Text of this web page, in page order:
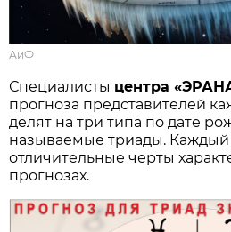
АиФ
Специалисты центра
прогноза представителей
делят на три типа по дате
называемые триады. Каждый
отличительные черты
прогнозах.